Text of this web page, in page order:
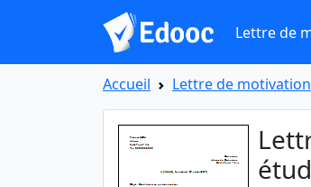
Lettre de
Accueil Lettre de motivation